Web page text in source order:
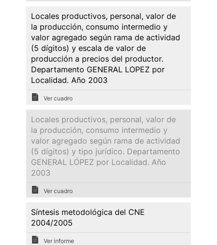
Locales productivos, personal, valor de
la producción, consumo intermedio y
valor agregado según rama de actividad
(5 dígitos) y escala de valor de
producción a precios del productor.
Departamento GENERAL LOPEZ por
Localidad. Año 2003
Ver cuadro
Locales productivos, personal, valor de
la producción, consumo intermedio y
valor agregado según rama de actividad
(5 dígitos) y tipo jurídico. Departamento
GENERAL LÓPEZ por Localidad. Año
2003
Ver cuadro
Síntesis metodológica del CNE
2004/2005
Ver informe